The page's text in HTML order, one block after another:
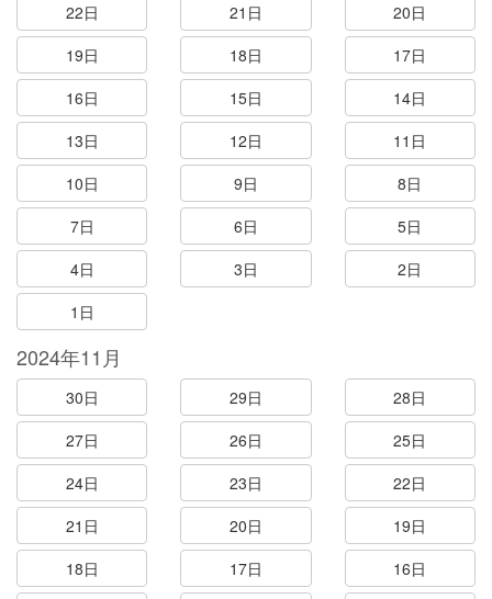
22日
21日
20日
19日
18日
17日
16日
15日
14日
13日
12日
11日
10日
9日
8日
7日
6日
5日
4日
3日
2日
1日
2024年11月
30日 29日
28日
27日
26日
25日
24日
23日
22日
21日
20日
19日
18日
17日
16日